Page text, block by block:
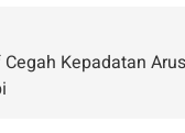
Kepadatan Arus